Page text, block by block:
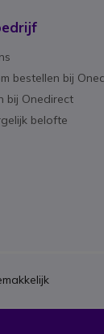
bestellen bij
bij Onedirect
belofte